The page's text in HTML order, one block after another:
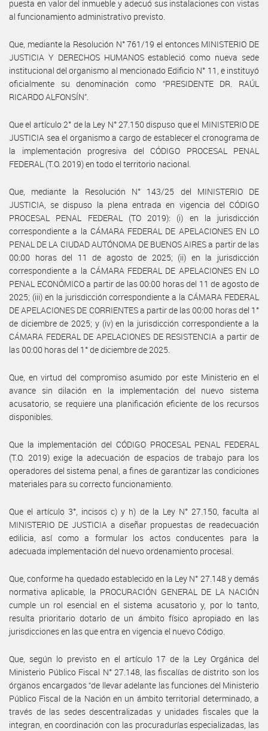
puesta en valor del inmueble y adecuó sus instalaciones con vistas
al funcionamiento administrativo previsto.
Que, mediante la Resolución N° 761/19 el entonces MINISTERIO DE
JUSTICIA Y DERECHOS HUMANOS estableció como nueva sede
institucional del organismo al mencionado Edificio N° 11, e instituyó
oficialmente su denominación como “PRESIDENTE DR. RAÚL
RICARDO ALFONSÍN”.
Que el artículo 2° de la Ley N° 27.150 dispuso que el MINISTERIO DE
JUSTICIA sea el organismo a cargo de establecer el cronograma de
la implementación progresiva del CÓDIGO PROCESAL PENAL
FEDERAL (T.O. 2019) en todo el territorio nacional.
Que, mediante la Resolución N° 143/25 del MINISTERIO DE
JUSTICIA, se dispuso la plena entrada en vigencia del CÓDIGO
PROCESAL PENAL FEDERAL (TO 2019): (i) en la jurisdicción
correspondiente a la CÁMARA FEDERAL DE APELACIONES EN LO
PENAL DE LA CIUDAD AUTÓNOMA DE BUENOS AIRES a partir de las
00:00 horas del 11 de agosto de 2025; (ii) en la jurisdicción
correspondiente a la CÁMARA FEDERAL DE APELACIONES EN LO
PENAL ECONÓMICO a partir de las 00:00 horas del 11 de agosto de
2025; (iii) en la jurisdicción correspondiente a la CÁMARA FEDERAL
DE APELACIONES DE CORRIENTES a partir de las 00:00 horas del 1°
de diciembre de 2025; y (iv) en la jurisdicción correspondiente a la
CÁMARA FEDERAL DE APELACIONES DE RESISTENCIA a partir de
las 00:00 horas del 1° de diciembre de 2025.
Que, en virtud del compromiso asumido por este Ministerio en el
avance sin dilación en la implementación del nuevo sistema
acusatorio, se requiere una planificación eficiente de los recursos
disponibles.
Que la implementación del CÓDIGO PROCESAL PENAL FEDERAL
(T.O. 2019) exige la adecuación de espacios de trabajo para los
operadores del sistema penal, a fines de garantizar las condiciones
materiales para su correcto funcionamiento.
Que el artículo 3°, incisos c) y h) de la Ley N° 27.150, faculta al
MINISTERIO DE JUSTICIA a diseñar propuestas de readecuación
edilicia, así como a formular los actos conducentes para la
adecuada implementación del nuevo ordenamiento procesal.
Que, conforme ha quedado establecido en la Ley N° 27.148 y demás
normativa aplicable, la PROCURACIÓN GENERAL DE LA NACIÓN
cumple un rol esencial en el sistema acusatorio y, por lo tanto,
resulta prioritario dotarlo de un ámbito físico apropiado en las
jurisdicciones en las que entra en vigencia el nuevo Código.
Que, según lo previsto en el artículo 17 de la Ley Orgánica del
Ministerio Público Fiscal N° 27.148, las fiscalías de distrito son los
órganos encargados “de llevar adelante las funciones del Ministerio
Público Fiscal de la Nación en un ámbito territorial determinado, a
través de las sedes descentralizadas y unidades fiscales que la
integran, en coordinación con las procuradurías especializadas, las